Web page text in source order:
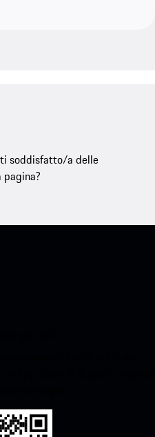
soddisfatto/a delle